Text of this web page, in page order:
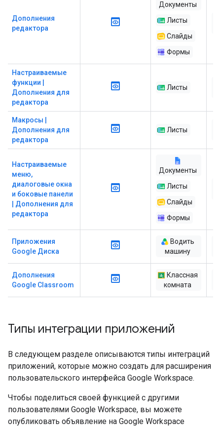
Дополнения
редактора
Документы
Листы
Слайды
Формы
Настраиваемые
функции |
Дополнения для
редактора
Листы
Макросы |
Дополнения для
редактора
Листы
Настраиваемые
меню,
диалоговые окна
и боковые панели
| Дополнения для
редактора
Документы
Листы
Слайды
Формы
Приложения
Google Диска
Водить
машину
Дополнения
Google Classroom
Классная
комната
Типы интеграции приложений
В следующем разделе описываются типы интеграций
приложений, которые можно создать для расширения
пользовательского интерфейса Google Workspace.
Чтобы поделиться своей функцией с другими
пользователями Google Workspace, вы можете
опубликовать объявление на Google Workspace